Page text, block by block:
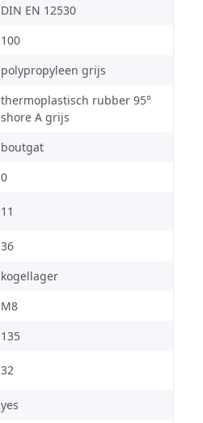
DIN EN 12530
100
polypropyleen grijs
thermoplastisch rubber 95°
shore A grijs
boutgat
0
11
36
kogellager
M8
135
32
yes